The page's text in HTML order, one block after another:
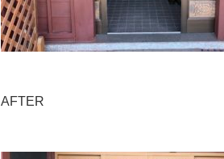
AFTER